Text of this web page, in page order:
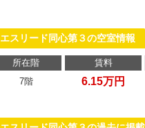
エスリード同心第３の空室情報
所在階 賃料
7階
6.15万円